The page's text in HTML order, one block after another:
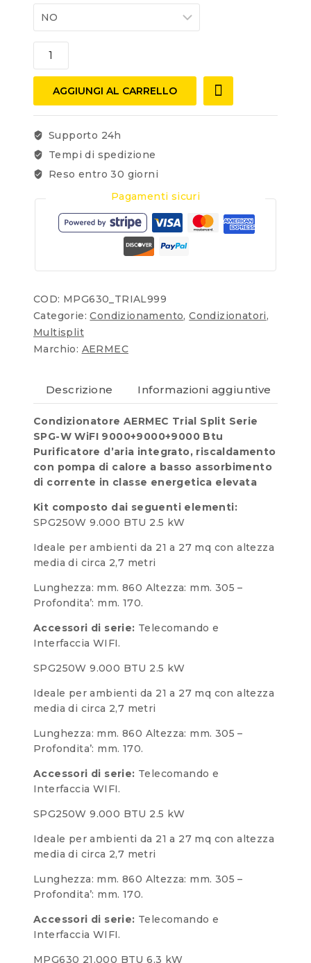
AGGIUNGI AL CARRELLO
Supporto 24h
Tempi di spedizione
Reso entro 30 giorni
Pagamenti sicuri
COD: MPG630_TRIAL999
Categorie:Condizionamento,Condizionatori,
Multisplit
Marchio: AERMEC
Descrizione Informazioni aggiuntive
Condizionatore AERMEC Trial Split Serie
SPG-W WiFI 9000+9000+9000 Btu
Purificatore d’aria integrato, riscaldamento
con pompa di calore a basso assorbimento
di corrente in classe energetica elevata
Kit composto dai seguenti elementi:
SPG250W 9.000 BTU 2.5 kW
Ideale per ambienti da 21 a 27 mq con altezza
media di circa 2,7 metri
Lunghezza: mm. 860 Altezza: mm. 305 –
Profondita’: mm. 170.
Accessori di serie: Telecomando e
Interfaccia WIFI.
SPG250W 9.000 BTU 2.5 kW
Ideale per ambienti da 21 a 27 mq con altezza
media di circa 2,7 metri
Lunghezza: mm. 860 Altezza: mm. 305 –
Profondita’: mm. 170.
Accessori di serie: Telecomando e
Interfaccia WIFI.
SPG250W 9.000 BTU 2.5 kW
Ideale per ambienti da 21 a 27 mq con altezza
media di circa 2,7 metri
Lunghezza: mm. 860 Altezza: mm. 305 –
Profondita’: mm. 170.
Accessori di serie: Telecomando e
Interfaccia WIFI.
MPG630 21.000 BTU 6.3 kW